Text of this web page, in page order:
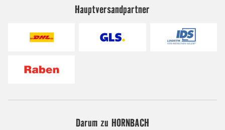
Hauptversandpartner
Darum zu HORNBACH